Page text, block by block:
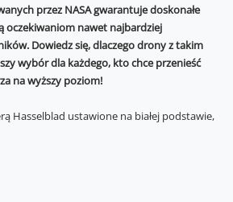
przez NASA gwarantuje doskonałe
oczekiwaniom nawet najbardziej
Dowiedz się, dlaczego drony z takim
wybór dla każdego, kto chce przenieść
na wyższy poziom!